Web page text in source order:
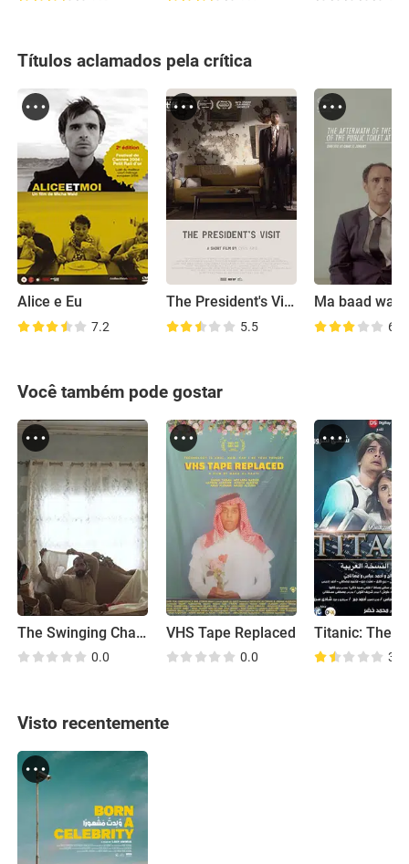
Títulos aclamados pela crítica
Alice e Eu
7.2
The President's Visit
5.5 6.8
Você também pode gostar
The Swinging Chandelier (El Nagafa)
0.0
VHS Tape Replaced
0.0 3.4
Visto recentemente